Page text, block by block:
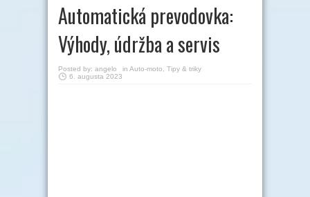
Automatická prevodovka:
Výhody, údržba a servis
Posted by: angelo in Auto-moto
Tipy & triky
6. augusta 2023